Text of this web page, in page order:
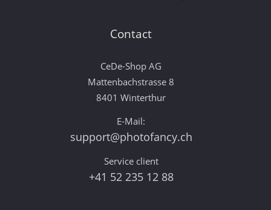
Contact
CeDe-Shop AG
Mattenbachstrasse 8
8401 Winterthur
E-Mail:
support@photofancy.ch
Service client
+41 52 235 12 88